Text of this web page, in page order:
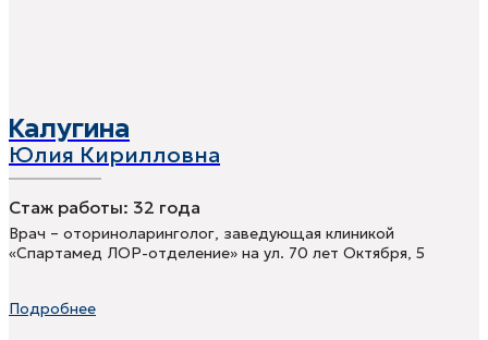
Калугина
Юлия Кирилловна
Стаж работы: 32 года
Врач – оториноларинголог, заведующая клиникой
«Спартамед ЛОР-отделение» на ул. 70 лет Октября, 5
Подробнее